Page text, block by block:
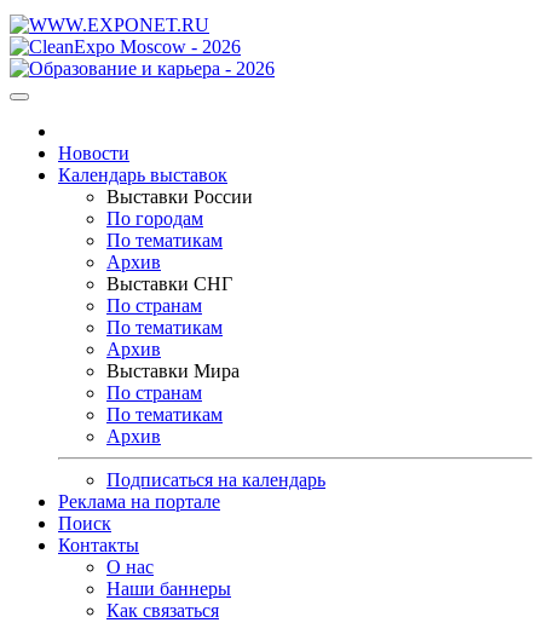
Новости
Календарь выставок
Выставки России
По городам
По тематикам
Архив
Выставки СНГ
По странам
По тематикам
Архив
Выставки Мира
По странам
По тематикам
Архив
Подписаться на календарь
Реклама на портале
Поиск
Контакты
О нас
Наши баннеры
Как связаться